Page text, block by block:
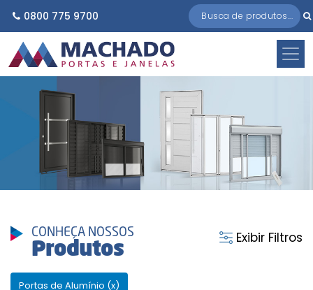
0800 775 9700
Exibir Filtros
CONHEÇA NOSSOS
Produtos
Portas de Alumínio (x)